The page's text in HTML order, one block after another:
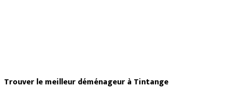
Trouver le meilleur déménageur à Tintange